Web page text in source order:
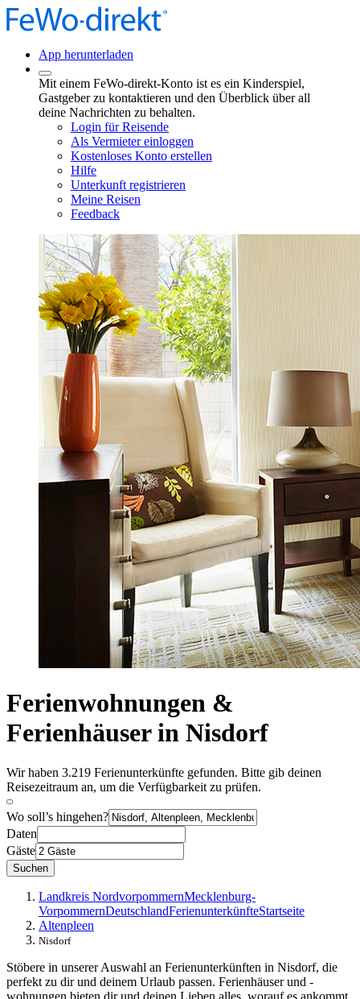
App herunterladen
Mit einem FeWo-direkt-Konto ist es ein Kinderspiel,
Gastgeber zu kontaktieren und den Überblick über all
deine Nachrichten zu behalten.
Login für Reisende
Als Vermieter einloggen
Kostenloses Konto erstellen
Hilfe
Unterkunft registrieren
Meine Reisen
Feedback
Ferienwohnungen &
Ferienhäuser in Nisdorf
Wir haben 3.219 Ferienunterkünfte gefunden. Bitte gib deinen
Reisezeitraum an, um die Verfügbarkeit zu prüfen.
Wo soll’s hingehen?
Daten
Gäste
Suchen
Landkreis NordvorpommernMecklenburg-
VorpommernDeutschlandFerienunterkünfteStartseite
Altenpleen
Nisdorf
Stöbere in unserer Auswahl an Ferienunterkünften in Nisdorf, die
perfekt zu dir und deinem Urlaub passen. Ferienhäuser und -
wohnungen bieten dir und deinen Lieben alles, worauf es ankommt,